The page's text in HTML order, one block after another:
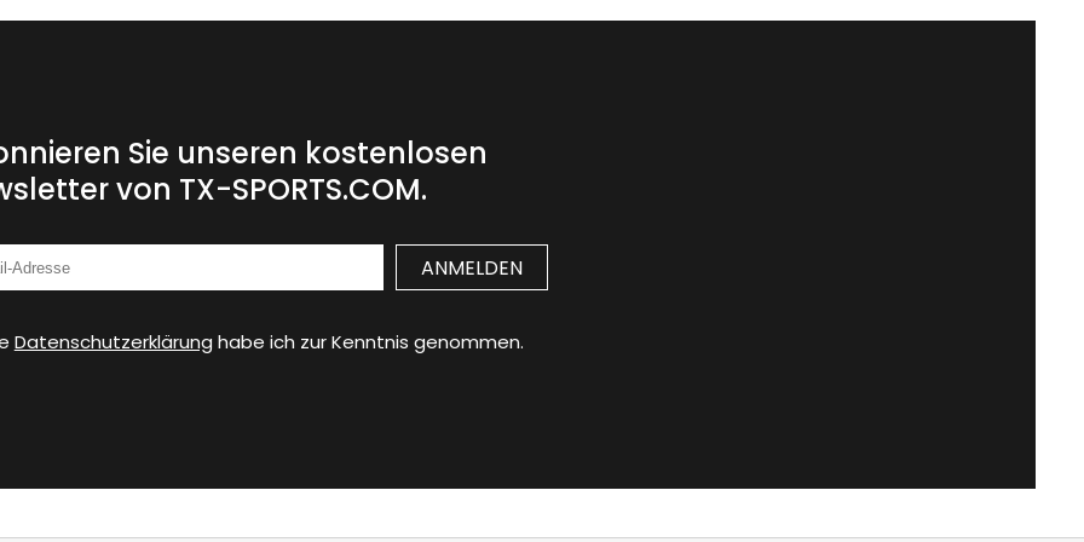
Sie unseren kostenlosen
von TX-SPORTS.COM.
Datenschutzerklärung habe ich zur Kenntnis genommen.